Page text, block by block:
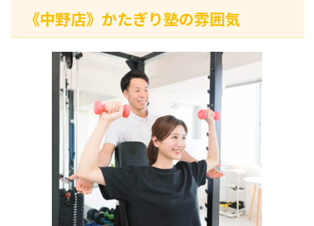
《中野店》かたぎり塾の雰囲気